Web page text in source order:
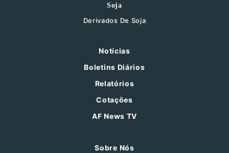
Soja
Derivados De Soja
Notícias
Boletins Diários
Relatórios
Cotações
AF News TV
Sobre Nós